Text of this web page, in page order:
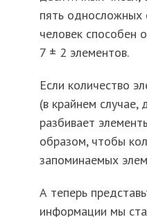
пять односложных
человек способен
7 ± 2 элементов.
Если количество
(в крайнем случае,
разбивает
образом, чтобы
запоминаемых
А теперь
информации мы